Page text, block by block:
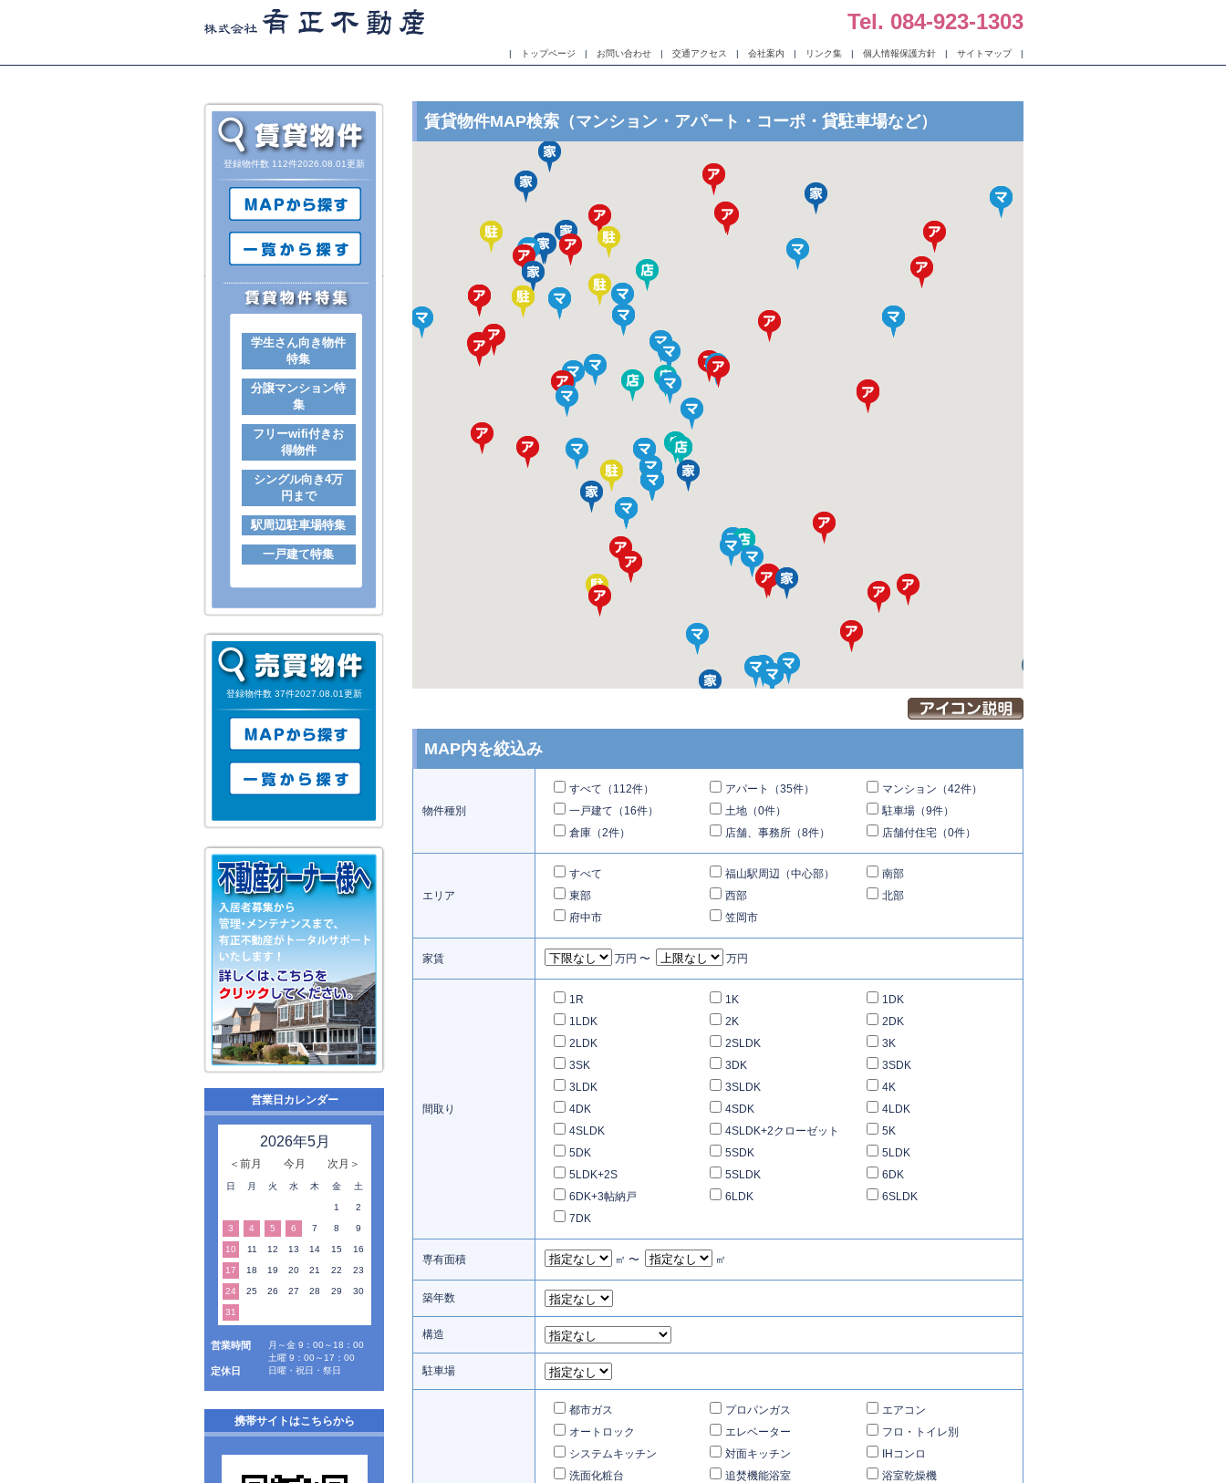
Tel. 084-923-1303
| トップページ | お問い合わせ | 交通アクセス | 会社案内 | リンク集 | 個人情報保護方針 | サイトマップ|
登録物件数 112件2026.08.01更新
学生さん向き物件
特集
分譲マンション特
集
フリーwifi付きお
得物件
シングル向き4万
円まで
駅周辺駐車場特集
一戸建て特集
登録物件数 37件2027.08.01更新
営業日カレンダー
2026年5月
＜前月 今月 次月＞
日 月 火 水 木 金 土
1 2
3 4 5 6 7 8 9
10 11 12 13 14 15 16
17 18 19 20 21 22 23
24 25 26 27 28 29 30
31
営業時間
月～金 9：00～18：00
土曜 9：00～17：00
定休日 日曜・祝日・祭日
携帯サイトはこちらから
賃貸物件MAP検索（マンション・アパート・コーポ・貸駐車場など）
MAP内を絞込み
物件種別
すべて（112件） アパート（35件）
マンション（42件）
一戸建て（16件）
土地（0件）
駐車場（9件）
倉庫（2件）
店舗、事務所（8件） 店舗付住宅（0件）
エリア
すべて 福山駅周辺（中心部）
南部
東部
西部
北部
府中市
笠岡市
家賃 万円 〜 万円
間取り
1R 1K
1DK
1LDK
2K
2DK
2LDK
2SLDK
3K
3SK
3DK
3SDK
3LDK
3SLDK
4K
4DK
4SDK
4LDK
4SLDK
4SLDK+2クローゼット
5K
5DK
5SDK
5LDK
5LDK+2S
5SLDK
6DK
6DK+3帖納戸
6LDK
6SLDK
7DK
専有面積 ㎡ 〜 ㎡
築年数
構造
駐車場
都市ガス プロパンガス
エアコン
オートロック
エレベーター
フロ・トイレ別
システムキッチン
対面キッチン
IHコンロ
洗面化粧台
追焚機能浴室
浴室乾燥機